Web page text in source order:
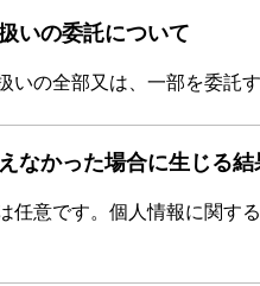
いの委託について
いの全部又は、一部を委託
なかった場合に生じる結
任意です。個人情報に関す